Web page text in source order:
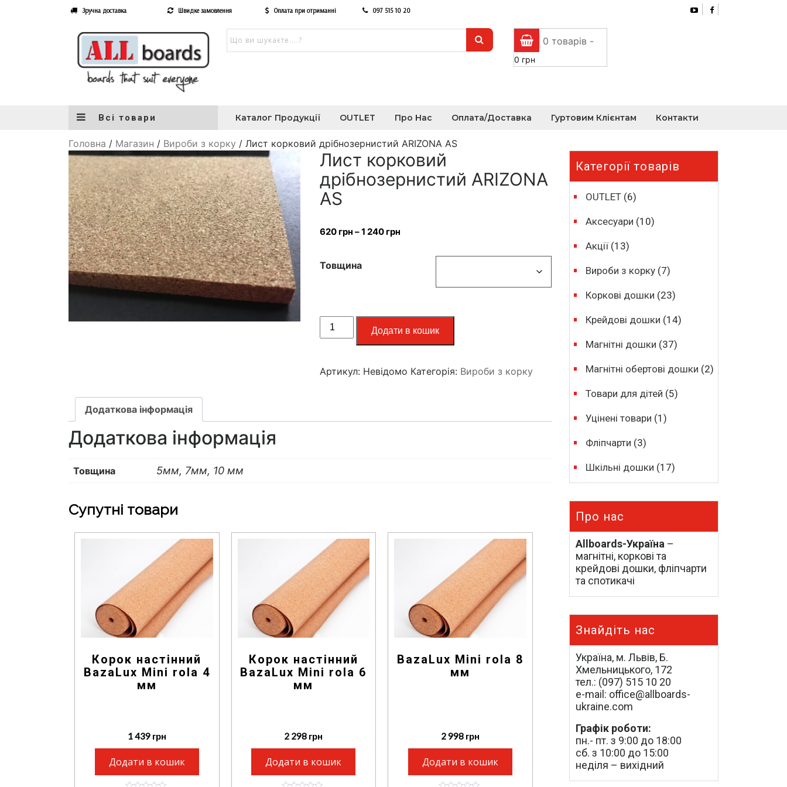
Зручна доставка Швидке замовлення Оплата при отриманні 097 515 10 20
0 товарів -
0 грн
Всі товари Каталог Продукції OUTLET Про Нас Оплата/Доставка Гуртовим Клієнтам Контакти
Головна / Магазин / Вироби з корку / Лист корковий дрібнозернистий ARIZONA AS
Лист корковий
дрібнозернистий ARIZONA
AS
620грн –1 240грн
Товщина
Додати в кошик
Артикул: Невідомо Категорія: Вироби з корку
Додаткова інформація
Додаткова інформація
Товщина 5мм, 7мм, 10 мм
Супутні товари
Корок настінний
BazaLux Mini rola 4
мм
1 439 грн
Додати в кошик
Корок настінний
BazaLux Mini rola 6
мм
2 298 грн
Додати в кошик
BazaLux Mini rola 8
мм
2 998 грн
Додати в кошик
Категорії товарів
OUTLET (6)
Аксесуари (10)
Акції (13)
Вироби з корку (7)
Коркові дошки (23)
Крейдові дошки (14)
Магнітні дошки (37)
Магнітні обертові дошки (2)
Товари для дітей (5)
Уцінені товари (1)
Фліпчарти (3)
Шкільні дошки (17)
Про нас
Allboards-Україна –
магнітні, коркові та
крейдові дошки, фліпчарти
та спотикачі
Знайдіть нас
Україна, м. Львів, Б.
Хмельницького, 172
тел.: (097) 515 10 20
e-mail: office@allboards-
ukraine.com
Графік роботи:
пн.- пт. з 9:00 до 18:00
сб. з 10:00 до 15:00
неділя – вихідний